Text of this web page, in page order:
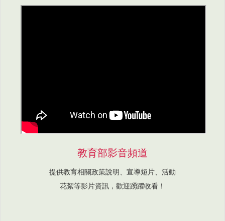
教育部影音頻道
提供教育相關政策說明、宣導短片、活動
花絮等影片資訊，歡迎踴躍收看！